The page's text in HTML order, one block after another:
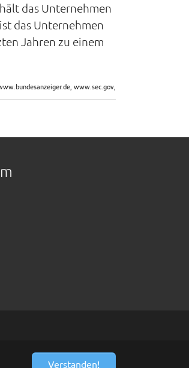
Verstanden!
das Unternehmen
das Unternehmen
Jahren zu einem
www.sec.gov,